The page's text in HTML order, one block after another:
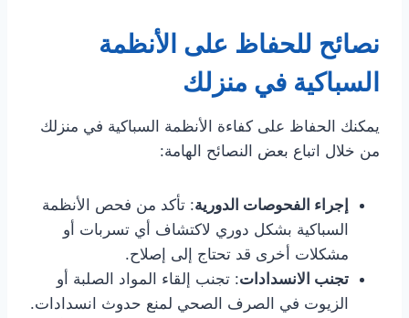
نصائح للحفاظ على الأنظمة
السباكية في منزلك
يمكنك الحفاظ على كفاءة الأنظمة السباكية في منزلك
من خلال اتباع بعض النصائح الهامة:
إجراء الفحوصات الدورية: تأكد من فحص الأنظمة
السباكية بشكل دوري لاكتشاف أي تسربات أو
مشكلات أخرى قد تحتاج إلى إصلاح.
تجنب الانسدادات: تجنب إلقاء المواد الصلبة أو
الزيوت في الصرف الصحي لمنع حدوث انسدادات.